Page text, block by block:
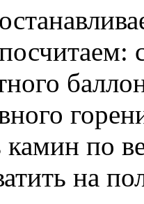
камин по
на